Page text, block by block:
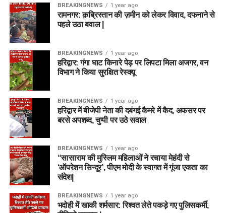
BREAKINGNEWS 1 year ago
रामनगर: क़ब्रिस्तान की ज़मीन को लेकर विवाद, दफनाने से
पहले उठा बवाल |
BREAKINGNEWS 1 year ago
हरिद्वार: गंगा घाट किनारे पेड़ पर लिपटा मिला अजगर, वन
विभाग ने किया सुरक्षित रेस्क्यू
BREAKINGNEWS 1 year ago
हरिद्वार में बीजेपी नेता की दबंगई कैमरे में कैद, अफसर पर
बरसे अपशब्द, चुप्पी पर उठे सवाल
BREAKINGNEWS 1 year ago
“सासाराम की मुस्लिम महिलाओं ने रचाया मेहंदी से
‘ऑपरेशन सिन्दूर’, पीएम मोदी के स्वागत में गूंजा एकता का
संदेश|
BREAKINGNEWS 1 year ago
भदोही में खाकी शर्मसार: रिश्वत लेते पकड़े गए पुलिसकर्मी,